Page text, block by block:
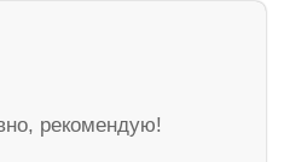
рекомендую!